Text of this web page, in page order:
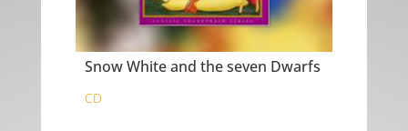
Snow White and the seven Dwarfs
CD